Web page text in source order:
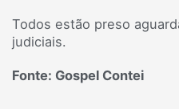
Todos estão preso
judiciais.
Fonte: Gospel Contei